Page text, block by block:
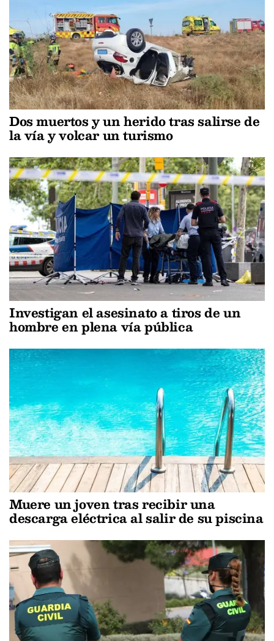
Dos muertos y un herido tras salirse de
la vía y volcar un turismo
Investigan el asesinato a tiros de un
hombre en plena vía pública
Muere un joven tras recibir una
descarga eléctrica al salir de su piscina